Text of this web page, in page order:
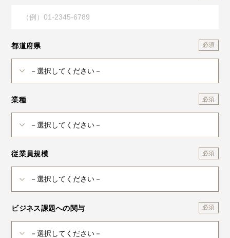
都道府県
業種
従業員規模
ビジネス課題への関与